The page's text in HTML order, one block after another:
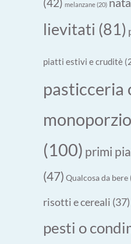
melanzane(20)
lievitati (81)
piatti estivi e cruditè
pasticceria
(100) primi
(47) Qualcosa da bere
risotti e cereali (37)
pesti o